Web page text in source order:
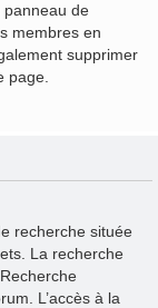
panneau de
membres en
supprimer
page.
recherche située
La recherche
L’accès à la